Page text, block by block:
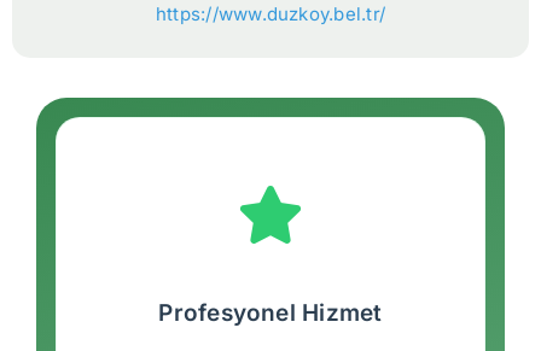
https://www.duzkoy.bel.tr/
Profesyonel Hizmet